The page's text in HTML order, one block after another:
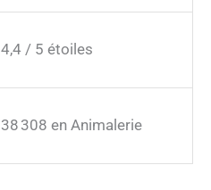
4,4 / 5 étoiles
38 308 en Animalerie